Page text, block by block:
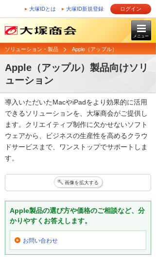
大塚IDとは 大塚ID新規登録 ログイン
メニュー
ソリューション・製品 Apple（アップル）
Apple（アップル）製品向けソリ
ューション
導入いただいたMacやiPadをより効果的に活用
できるソリューションを、大塚商会がご提供し
ます。クリエイティブ制作に欠かせないソフト
ウェアから、ビジネスの生産性を高めるクラウ
ドサービスまで、ワンストップでサポートしま
す。
画像を拡大する
Apple製品の選び方や価格のご相談など、分
かりやすくお答えします。
お問い合わせ